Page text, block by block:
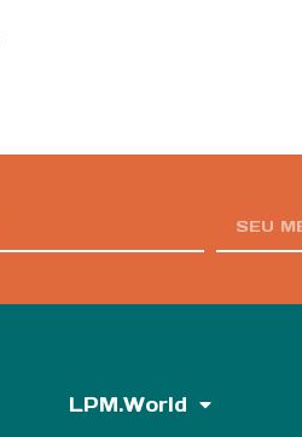
LPM.World